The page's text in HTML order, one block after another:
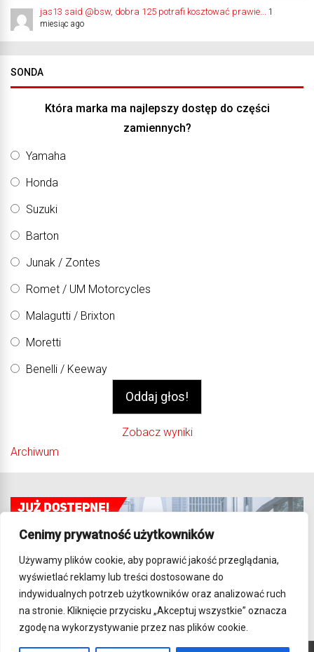
Cenimy prywatność użytkowników
Używamy plików cookie, aby poprawić jakość przeglądania,
wyświetlać reklamy lub treści dostosowane do
indywidualnych potrzeb użytkowników oraz analizować ruch
na stronie. Kliknięcie przycisku „Akceptuj wszystkie” oznacza
zgodę na wykorzystywanie przez nas plików cookie.
jas13 said @bsw, dobra 125 potrafi kosztować prawie...
1
miesiąc ago
SONDA
Która marka ma najlepszy dostęp do części
zamiennych?
Yamaha
Honda
Suzuki
Barton
Junak / Zontes
Romet / UM Motorcycles
Malagutti / Brixton
Moretti
Benelli / Keeway
Zobacz wyniki
Archiwum